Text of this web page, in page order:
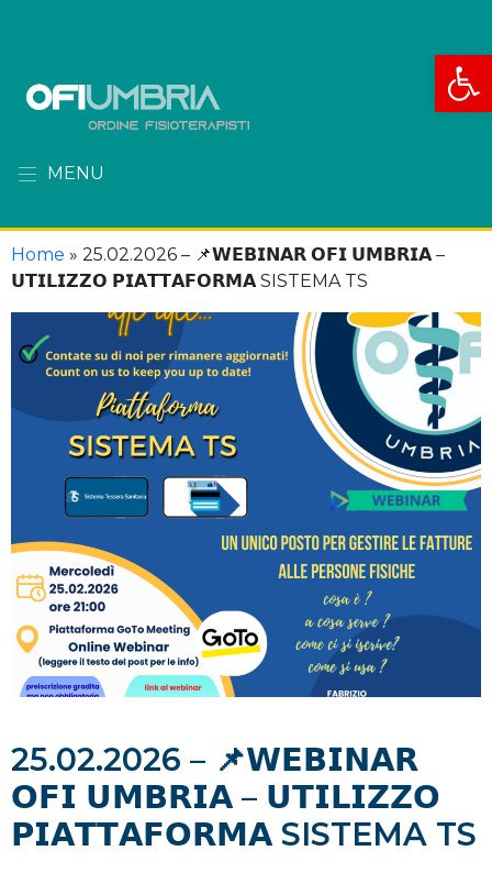
Apri
MENU
Home » 25.02.2026 – 📌𝗪𝗘𝗕𝗜𝗡𝗔𝗥 𝗢𝗙𝗜 𝗨𝗠𝗕𝗥𝗜𝗔 –
𝗨𝗧𝗜𝗟𝗜𝗭𝗭𝗢 𝗣𝗜𝗔𝗧𝗧𝗔𝗙𝗢𝗥𝗠𝗔 SISTEMA TS
25.02.2026 – 📌𝗪𝗘𝗕𝗜𝗡𝗔𝗥
𝗢𝗙𝗜 𝗨𝗠𝗕𝗥𝗜𝗔 – 𝗨𝗧𝗜𝗟𝗜𝗭𝗭𝗢
𝗣𝗜𝗔𝗧𝗧𝗔𝗙𝗢𝗥𝗠𝗔 SISTEMA TS